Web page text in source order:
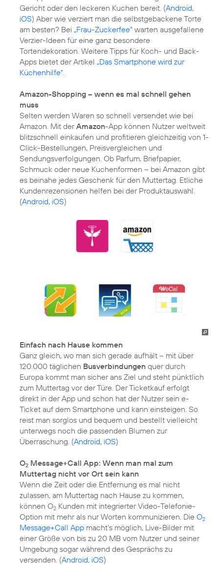
Gericht oder den leckeren Kuchen bereit. (Android,
iOS) Aber wie verziert man die selbstgebackene Torte
am besten? Bei „Frau-Zuckerfee“ warten ausgefallene
Verzier-Ideen für eine ganz besondere
Tortendekoration. Weitere Tipps für Koch- und Back-
Apps bietet der Artikel „Das Smartphone wird zur
Küchenhilfe“.
Amazon-Shopping – wenn es mal schnell gehen
muss
Selten werden Waren so schnell versendet wie bei
Amazon. Mit derAmazon-App können Nutzer weltweit
blitzschnell einkaufen und profitieren gleichzeitig von 1-
Click-Bestellungen, Preisvergleichen und
Sendungsverfolgungen. Ob Parfum, Briefpapier,
Schmuck oder neue Kuchenformen – bei Amazon gibt
es beinahe jedes Geschenk für den Muttertag. Etliche
Kundenrezensionen helfen bei der Produktauswahl.
(Android, iOS)
Einfach nach Hause kommen
Ganz gleich, wo man sich gerade aufhält – mit über
120.000 täglichen Busverbindungen quer durch
Europa kommt man sicher ans Ziel und steht pünktlich
zum Muttertag vor der Türe. Der Ticketkauf erfolgt
direkt in der App und schon hat der Nutzer sein e-
Ticket auf dem Smartphone und kann einsteigen. So
reist man sorglos und bequem und bestellt vielleicht
unterwegs noch die passenden Blumen zur
Überraschung. (Android, iOS)
O2 Message+Call App: Wenn man mal zum
Muttertag nicht vor Ort sein kann
Wenn die Zeit oder die Entfernung es mal nicht
zulassen, am Muttertag nach Hause zu kommen,
können O2 Kunden mit integrierter Video-Telefonie-
Option mit mehr als nur Worten kommunizieren. Die O2
Message+Call App macht’s möglich, Live-Bilder mit
einer Größe von bis zu 20 MB vom Nutzer und seiner
Umgebung sogar während des Gesprächs zu
versenden. (Android, iOS)